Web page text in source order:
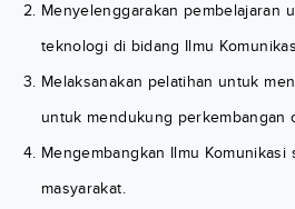
Menyelenggarakan pembelajaran
teknologi di bidang Ilmu
Melaksanakan pelatihan untuk
untuk mendukung perkembangan
Mengembangkan Ilmu
masyarakat.